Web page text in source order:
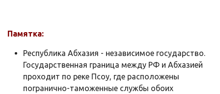
Памятка:
Республика Абхазия - независимое государство.
Государственная граница между РФ и Абхазией
проходит по реке Псоу, где расположены
погранично-таможенные службы обоих